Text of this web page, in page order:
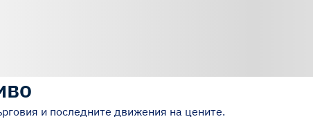
и последните движения на цените.